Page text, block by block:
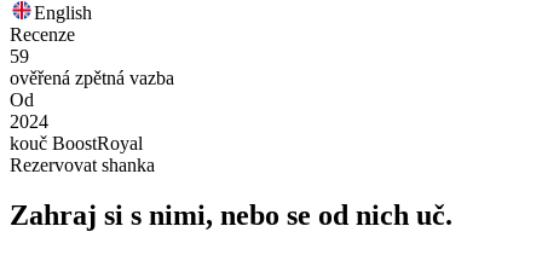
English
Recenze
59
ověřená zpětná vazba
Od
2024
kouč BoostRoyal
Rezervovat shanka
Zahraj si s nimi, nebo se od nich uč.